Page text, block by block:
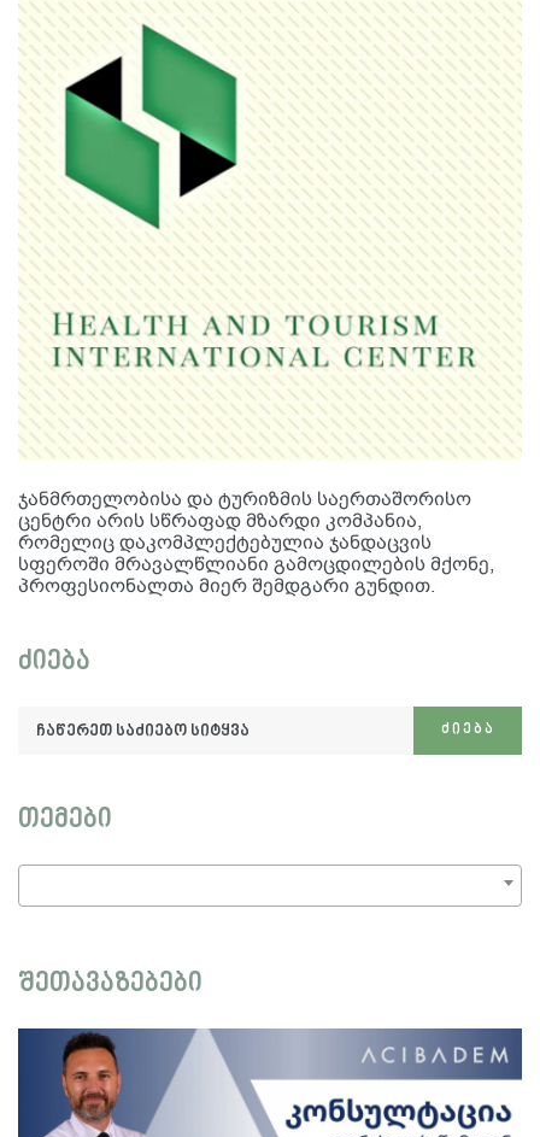
ჯანმრთელობისა და ტურიზმის საერთაშორისო
ცენტრი არის სწრაფად მზარდი კომპანია,
რომელიც დაკომპლექტებულია ჯანდაცვის
სფეროში მრავალწლიანი გამოცდილების მქონე,
პროფესიონალთა მიერ შემდგარი გუნდით.
ძიება
ჩაწერეთ
საძიებო
ᲫᲘᲔᲑᲐ
თემები
შეთავაზებები